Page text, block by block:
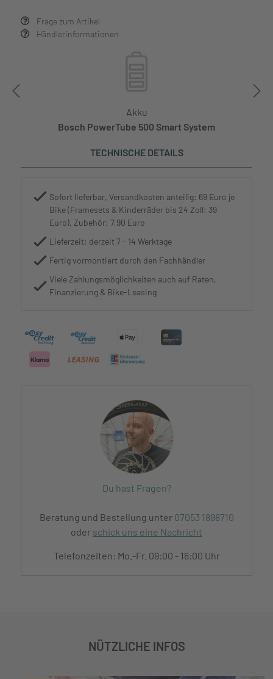
Frage zum Artikel
Händlerinformationen
Akku
Bosch PowerTube 500 Smart System
TECHNISCHE DETAILS
Sofort lieferbar, Versandkosten anteilig: 69 Euro je
Bike (Framesets & Kinderräder bis 24 Zoll: 39
Euro), Zubehör: 7,90 Euro
Lieferzeit: derzeit 7 - 14 Werktage
Fertig vormontiert durch den Fachhändler
Viele Zahlungsmöglichkeiten auch auf Raten,
Finanzierung & Bike-Leasing
Du hast Fragen?
Beratung und Bestellung unter 07053 1898710
oder schick uns eine Nachricht
Telefonzeiten: Mo.-Fr. 09:00 - 16:00 Uhr
NÜTZLICHE INFOS